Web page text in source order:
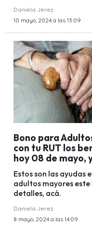
Daniela Jerez
10 mayo, 2024 a las 13:09
Bono para
con tu RUT los
hoy 08 de mayo,
Estos son las ayudas
adultos mayores este
detalles, acá.
Daniela Jerez
8 mayo, 2024 a las 14:09